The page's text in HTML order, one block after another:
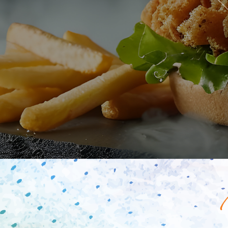
Programme De Fidélité
Avis
Mon Compte
Notre Restaurant
Zones de Livraison